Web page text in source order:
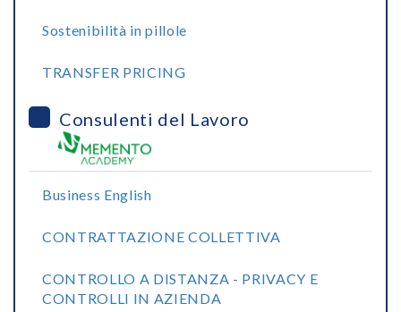
Sostenibilità in pillole
TRANSFER PRICING
Consulenti del Lavoro
Business English
CONTRATTAZIONE COLLETTIVA
CONTROLLO A DISTANZA - PRIVACY E
CONTROLLI IN AZIENDA